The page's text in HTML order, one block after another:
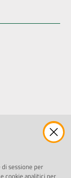
sessione per
cookie analitici per